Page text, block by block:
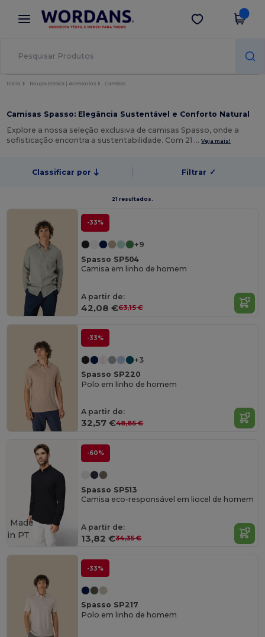
× App Wordans
Melhores preços na app!
Obter app
Início Roupa Básica | Acessórios Camisas
Camisas Spasso: Elegância Sustentável e Conforto Natural
Explore a nossa seleção exclusiva de camisas Spasso, onde a
sofisticação encontra a sustentabilidade. Com 21 …Veja mais!
Classificar por Filtrar ✓
21 resultados.
-33%
+9
Spasso SP504
Camisa em linho de homem
A partir de:
42,08 €63,15 €
-33%
+3
Spasso SP220
Polo em linho de homem
A partir de:
32,57 €48,85 €
-60%
Spasso SP513
Camisa eco-responsável em liocel de homem
A partir de:
13,82 €34,35 €
Made
in PT
-33%
Spasso SP217
Polo em linho de homem